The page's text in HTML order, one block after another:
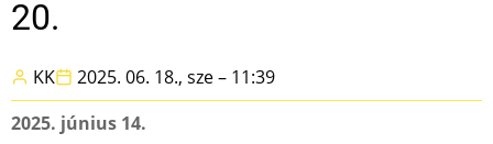
20.
KK
2025. 06. 18., sze – 11:39
2025. június 14.